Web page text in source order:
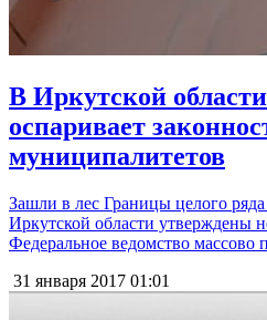
В Иркутской области
оспаривает
муниципалитетов
Зашли в лес Границы целого
Иркутской области утверждены
Федеральное ведомство массово
31 января 2017 01:01